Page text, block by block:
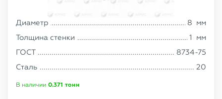
Диаметр 8 мм
Толщина стенки
1
мм
ГОСТ
8734-75
Сталь
20
В наличии 0.371 тонн